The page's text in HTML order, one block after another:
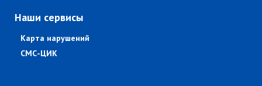
Наши сервисы
Карта нарушений
СМС-ЦИК